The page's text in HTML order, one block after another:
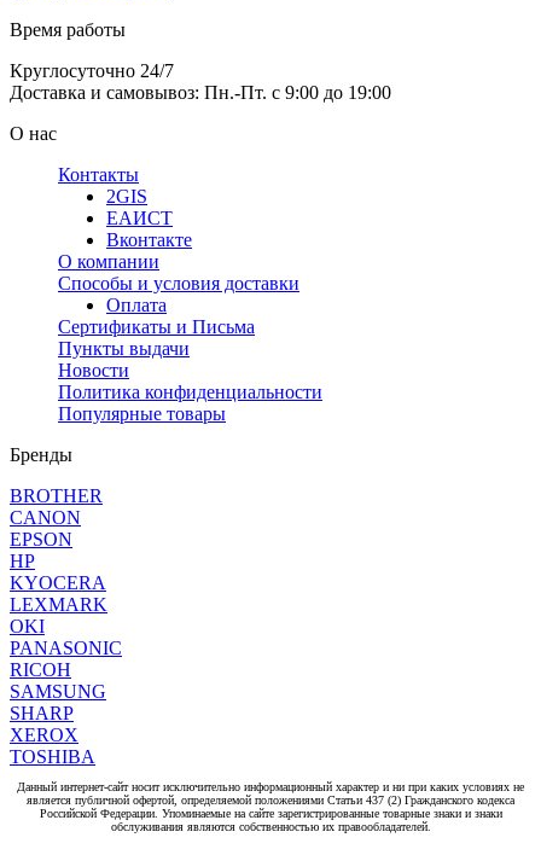
Время работы
Круглосуточно 24/7
Доставка и самовывоз: Пн.-Пт. с 9:00 до 19:00
О нас
Контакты
2GIS
ЕАИСТ
Вконтакте
О компании
Способы и условия доставки
Оплата
Сертификаты и Письма
Пункты выдачи
Новости
Политика конфиденциальности
Популярные товары
Бренды
BROTHER
CANON
EPSON
HP
KYOCERA
LEXMARK
OKI
PANASONIC
RICOH
SAMSUNG
SHARP
XEROX
TOSHIBA
Данный интернет-сайт носит исключительно информационный характер и ни при каких условиях не
является публичной офертой, определяемой положениями Статьи 437 (2) Гражданского кодекса
Российской Федерации. Упоминаемые на сайте зарегистрированные товарные знаки и знаки
обслуживания являются собственностью их правообладателей.